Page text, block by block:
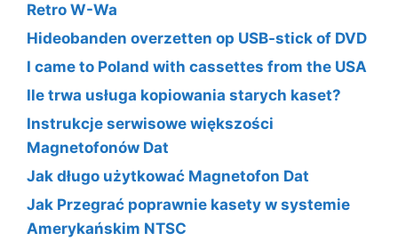
Retro W-Wa
Hideobanden overzetten op USB-stick of DVD
I came to Poland with cassettes from the USA
Ile trwa usługa kopiowania starych kaset?
Instrukcje serwisowe większości
Magnetofonów Dat
Jak długo użytkować Magnetofon Dat
Jak Przegrać poprawnie kasety w systemie
Amerykańskim NTSC